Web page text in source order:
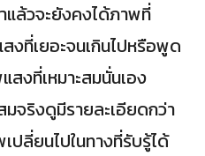
ล้วจะยังคงได้ภาพที่
งที่เยอะจนเกินไปหรือพูด
สงที่เหมาะสมนั่นเอง
มจริงดูมีรายละเอียดกว่า
ปลี่ยนไปในทางที่รับรู้ได้